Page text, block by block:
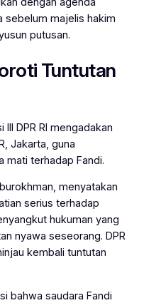
sebelum majelis hakim
putusan.
Tuntutan
DPR RI mengadakan
Jakarta, guna
mati terhadap Fandi.
menyatakan
serius terhadap
hukuman yang
nyawa seseorang. DPR
kembali tuntutan
bahwa saudara Fandi